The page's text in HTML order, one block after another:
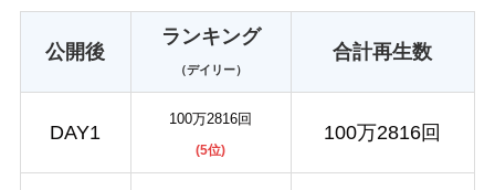
公開後
ランキング
（デイリー）
合計再生数
DAY1
100万2816回
(5位)
100万2816回